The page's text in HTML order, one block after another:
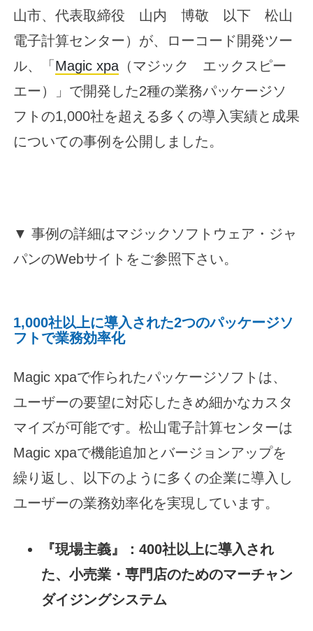
山市、代表取締役 山内 博敬 以下 松山
電子計算センター）が、ローコード開発ツー
ル、「 Magic xpa（マジック エックスピー
エー）」で開発した2種の業務パッケージソ
フトの1,000社を超える多くの導入実績と成果
についての事例を公開しました。
▼ 事例の詳細はマジックソフトウェア・ジャ
パンのWebサイトをご参照下さい。
1,000社以上に導入された2つのパッケージソ
フトで業務効率化
Magic xpaで作られたパッケージソフトは、
ユーザーの要望に対応したきめ細かなカスタ
マイズが可能です。松山電子計算センターは
Magic xpaで機能追加とバージョンアップを
繰り返し、以下のように多くの企業に導入し
ユーザーの業務効率化を実現しています。
『現場主義』：400社以上に導入され
た、小売業・専門店のためのマーチャン
ダイジングシステム